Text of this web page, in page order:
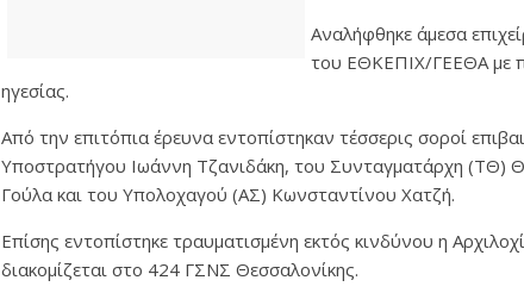
Αναλήφθηκε άμεσα
του ΕΘΚΕΠΙΧ/ΓΕΕΘΑ με
ηγεσίας.
Από την επιτόπια έρευνα εντοπίστηκαν τέσσερις σοροί
Υποστρατήγου Ιωάννη Τζανιδάκη, του Συνταγματάρχη (ΤΘ)
Γούλα και του Υπολοχαγού (ΑΣ) Κωνσταντίνου Χατζή.
Επίσης εντοπίστηκε τραυματισμένη εκτός κινδύνου η
διακομίζεται στο 424 ΓΣΝΣ Θεσσαλονίκης.